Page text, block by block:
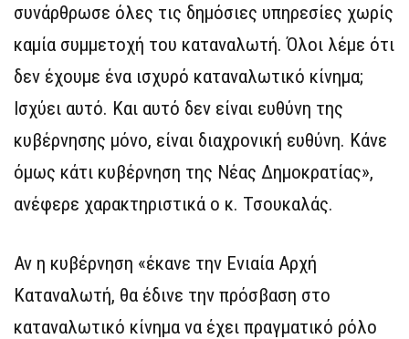
συνάρθρωσε όλες τις δημόσιες υπηρεσίες χωρίς
καμία συμμετοχή του καταναλωτή. Όλοι λέμε ότι
δεν έχουμε ένα ισχυρό καταναλωτικό κίνημα;
Ισχύει αυτό. Και αυτό δεν είναι ευθύνη της
κυβέρνησης μόνο, είναι διαχρονική ευθύνη. Κάνε
όμως κάτι κυβέρνηση της Νέας Δημοκρατίας»,
ανέφερε χαρακτηριστικά ο κ. Τσουκαλάς.
Αν η κυβέρνηση «έκανε την Ενιαία Αρχή
Καταναλωτή, θα έδινε την πρόσβαση στο
καταναλωτικό κίνημα να έχει πραγματικό ρόλο